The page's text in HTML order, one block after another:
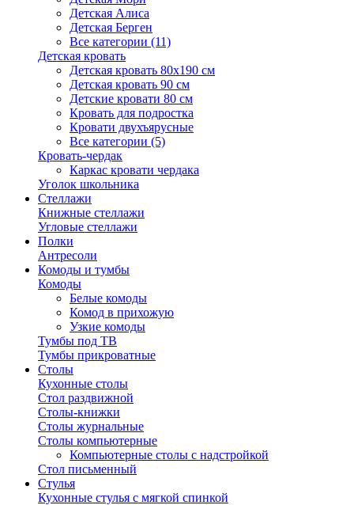
Детская Алиса
Детская Берген
Все категории (11)
Детская кровать
Детская кровать 80х190 см
Детская кровать 90 см
Детские кровати 80 см
Кровать для подростка
Кровати двухъярусные
Все категории (5)
Кровать-чердак
Каркас кровати чердака
Уголок школьника
Стеллажи
Книжные стеллажи
Угловые стеллажи
Полки
Антресоли
Комоды и тумбы
Комоды
Белые комоды
Комод в прихожую
Узкие комоды
Тумбы под ТВ
Тумбы прикроватные
Столы
Кухонные столы
Стол раздвижной
Столы-книжки
Столы журнальные
Столы компьютерные
Компьютерные столы с надстройкой
Стол письменный
Стулья
Кухонные стулья с мягкой спинкой